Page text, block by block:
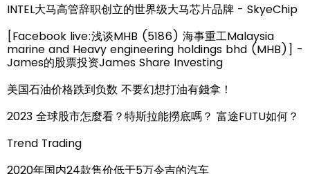
INTEL大马高管辞职创立的世界级大马芯片品牌 - SkyeChip
[Facebook live:浅谈MHB (5186) 海事重工Malaysia
marine and Heavy engineering holdings bhd (MHB)] -
James的股票投资James Share Investing
美国石油价格跌到负数 不要幻想打油有錢拿！
2023 全球股市怎麼看？特斯拉能撈底嗎？ 富途FUTU如何？
Trend Trading
2020年国内24款售价低于5万令吉的汽车